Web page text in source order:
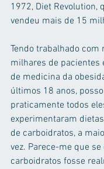
1972, Diet Revolution,
vendeu mais de 15
Tendo trabalhado com
milhares de pacientes
de medicina da
últimos 18 anos,
praticamente todos
experimentaram
de carboidratos, a
vez. Parece-me que
carboidratos fosse